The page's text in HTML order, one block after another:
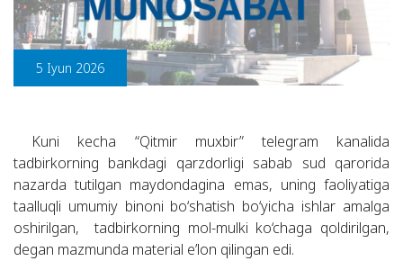
5 Iyun 2026
Kuni kecha “Qitmir muxbir” telegram kanalida
tadbirkorning bankdagi qarzdorligi sabab sud qarorida
nazarda tutilgan maydondagina emas, uning faoliyatiga
taalluqli umumiy binoni bo‘shatish bo‘yicha ishlar amalga
oshirilgan, tadbirkorning mol-mulki ko‘chaga qoldirilgan,
degan mazmunda material e’lon qilingan edi.